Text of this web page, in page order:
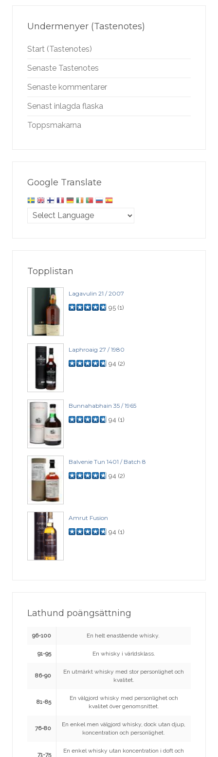
Undermenyer (Tastenotes)
Start (Tastenotes)
Senaste Tastenotes
Senaste kommentarer
Senast inlagda flaska
Toppsmakarna
Google Translate
Topplistan
Lagavulin 21 / 2007
95 (1)
Laphroaig 27 / 1980
94 (2)
Bunnahabhain 35 / 1965
94 (1)
Balvenie Tun 1401 / Batch 8
94 (2)
Amrut Fusion
94 (1)
Lathund poängsättning
96-100 En helt enastående whisky.
91-95 En whisky i världsklass.
86-90
En utmärkt whisky med stor personlighet och
kvalitet.
81-85
En välgjord whisky med personlighet och
kvalitet över genomsnittet.
76-80
En enkel men välgjord whisky, dock utan djup,
koncentration och personlighet.
71-75
En enkel whisky utan koncentration i doft och